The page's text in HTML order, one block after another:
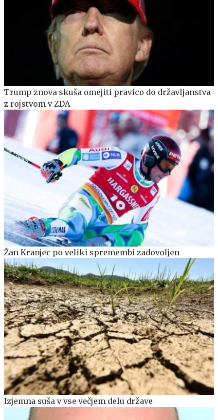
Trump znova skuša omejiti pravico do državljanstva
z rojstvom v ZDA
Žan Kranjec po veliki spremembi zadovoljen
Izjemna suša v vse večjem delu države